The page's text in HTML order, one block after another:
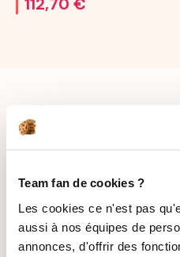
Team fan de cookies ?
Les cookies ce n'est pas
aussi à nos équipes de
annonces, d'offrir des
SUIVIE